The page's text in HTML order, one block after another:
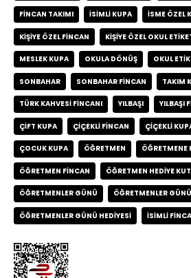
FINCAN TAKIMI ISIMLI KUPA ISME ÖZEL
KIŞIYE ÖZEL FINCAN KIŞIYE ÖZEL OKUL
MESLEK KUPA OKULA DÖNÜŞ OKUL
SONBAHAR SONBAHAR FINCAN TAKIM
TÜRK KAHVESI FINCANI YILBAŞI YILBAŞI
ÇIFT KUPA ÇIÇEKLI FINCAN ÇIÇEKLI
ÇOCUK KUPA ÖĞRETMEN ÖĞRETMENE
ÖĞRETMEN FINCAN ÖĞRETMEN HEDIYE
ÖĞRETMENLER GÜNÜ ÖĞRETMENLER
ÖĞRETMENLER GÜNÜ HEDIYESI İSIMLI